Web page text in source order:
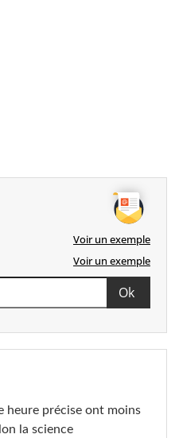
Voir un exemple
Voir un exemple
heure précise ont moins
la science